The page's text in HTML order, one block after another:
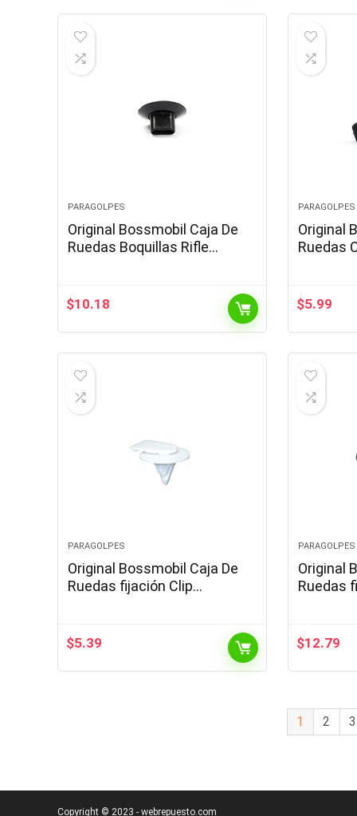
PARAGOLPES
Original Bossmobil Caja De
Ruedas Boquillas Rifle
30 X 11 X 13 x 5 mm…
$10.18
PARAGOLPES
Original
Ruedas
$5.99
PARAGOLPES
Original Bossmobil Caja De
Ruedas fijación Clip
$5.39
PARAGOLPES
Original
Ruedas
$12.79
1 2 3
Copyright © 2023 - webrepuesto.com